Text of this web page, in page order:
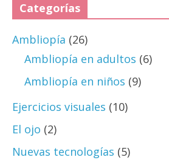
Categorías
Ambliopía (26)
Ambliopía en adultos (6)
Ambliopía en niños (9)
Ejercicios visuales (10)
El ojo (2)
Nuevas tecnologías (5)